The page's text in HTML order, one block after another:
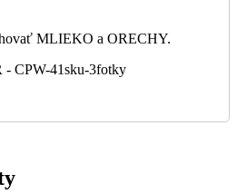
MLIEKO a ORECHY.
- CPW-41sku-3fotky